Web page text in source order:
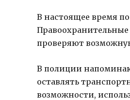
В настоящее время
Правоохранительные
проверяют
В полиции
оставлять
возможности,